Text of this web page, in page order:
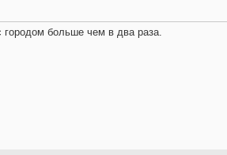
больше чем в два раза.